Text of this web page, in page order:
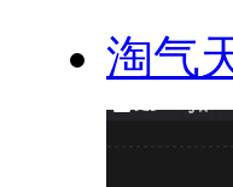
淘气